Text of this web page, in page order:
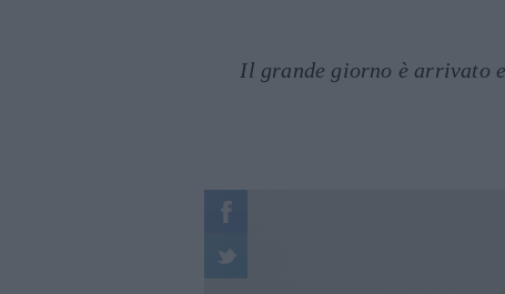
Il grande giorno è arrivato